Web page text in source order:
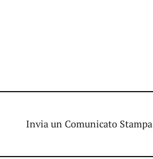
Invia un Comunicato Stampa